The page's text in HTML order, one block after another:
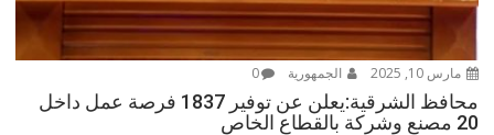
مارس 10, 2025 الجمهورية 0
محافظ الشرقية:يعلن عن توفير 1837 فرصة عمل داخل
20 مصنع وشركة بالقطاع الخاص